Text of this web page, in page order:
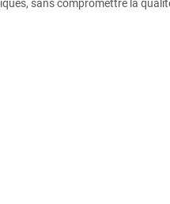
sans compromettre la